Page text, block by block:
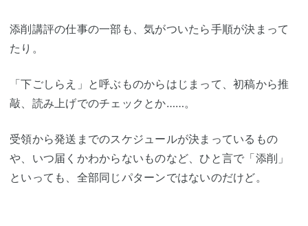
添削講評の仕事の一部も、気がついたら手順が決まって
たり。
「下ごしらえ」と呼ぶものからはじまって、初稿から推
敲、読み上げでのチェックとか……。
受領から発送までのスケジュールが決まっているもの
や、いつ届くかわからないものなど、ひと言で「添削」
といっても、全部同じパターンではないのだけど。